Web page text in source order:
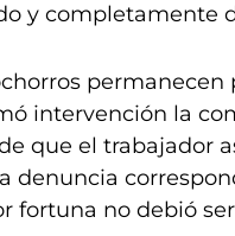
y completamente
permanecen
intervención la
que el trabajador
denuncia
fortuna no debió